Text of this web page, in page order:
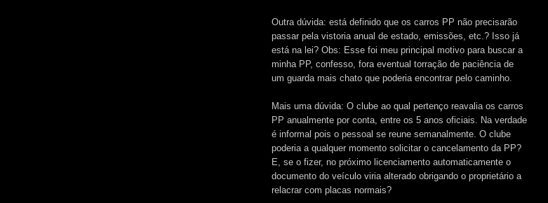
Outra dúvida: está definido que os carros PP não precisarão
passar pela vistoria anual de estado, emissões, etc.? Isso já
está na lei? Obs: Esse foi meu principal motivo para buscar a
minha PP, confesso, fora eventual torração de paciência de
um guarda mais chato que poderia encontrar pelo caminho.
Mais uma dúvida: O clube ao qual pertenço reavalia os carros
PP anualmente por conta, entre os 5 anos oficiais. Na verdade
é informal pois o pessoal se reune semanalmente. O clube
poderia a qualquer momento solicitar o cancelamento da PP?
E, se o fizer, no próximo licenciamento automaticamente o
documento do veículo viria alterado obrigando o proprietário a
relacrar com placas normais?